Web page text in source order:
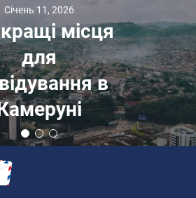
Січень 11, 2026
місця
для
в